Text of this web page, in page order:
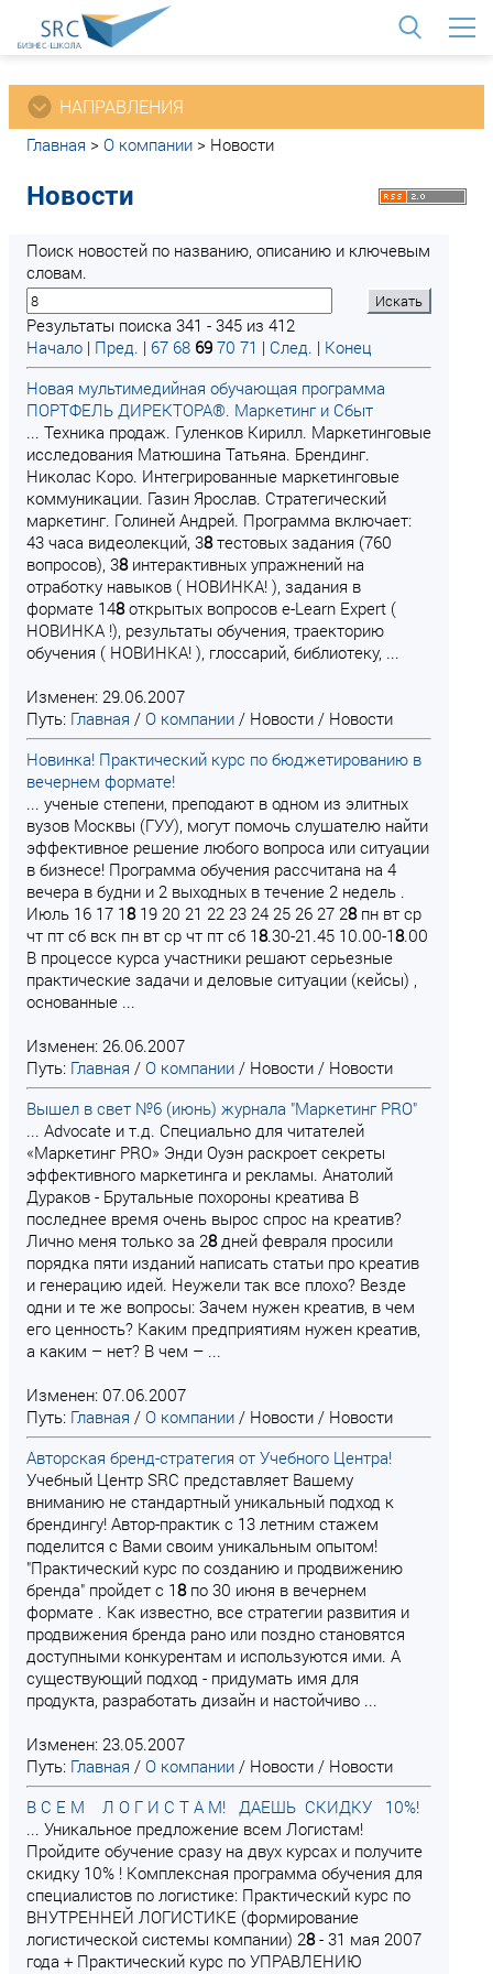
НАПРАВЛЕНИЯ
Главная > О компании > Новости
Новости
Поиск новостей по названию, описанию и ключевым
словам.
Результаты поиска 341 - 345 из 412
Начало | Пред. | 67 68 69 70 71 | След. | Конец
Новая мультимедийная обучающая программа
ПОРТФЕЛЬ ДИРЕКТОРА®. Маркетинг и Сбыт
... Техника продаж. Гуленков Кирилл. Маркетинговые
исследования Матюшина Татьяна. Брендинг.
Николас Коро. Интегрированные маркетинговые
коммуникации. Газин Ярослав. Стратегический
маркетинг. Голиней Андрей. Программа включает:
43 часа видеолекций, 38тестовых задания (760
вопросов), 38интерактивных упражнений на
отработку навыков ( НОВИНКА! ), задания в
формате 148открытых вопросов e-Learn Expert (
НОВИНКА !), результаты обучения, траекторию
обучения ( НОВИНКА! ), глоссарий, библиотеку, ...
Изменен: 29.06.2007
Путь: Главная / О компании / Новости / Новости
Новинка! Практический курс по бюджетированию в
вечернем формате!
... ученые степени, преподают в одном из элитных
вузов Москвы (ГУУ), могут помочь слушателю найти
эффективное решение любого вопроса или ситуации
в бизнесе! Программа обучения рассчитана на 4
вечера в будни и 2 выходных в течение 2 недель .
Июль 16 17 1819 20 21 22 23 24 25 26 27 28пн вт ср
чт пт сб вск пн вт ср чт пт сб 18.30-21.45 10.00-18.00
В процессе курса участники решают серьезные
практические задачи и деловые ситуации (кейсы) ,
основанные ...
Изменен: 26.06.2007
Путь: Главная / О компании / Новости / Новости
Вышел в свет №6 (июнь) журнала "Маркетинг PRO"
... Advocate и т.д. Специально для читателей
«Маркетинг PRO» Энди Оуэн раскроет секреты
эффективного маркетинга и рекламы. Анатолий
Дураков - Брутальные похороны креатива В
последнее время очень вырос спрос на креатив?
Лично меня только за 28дней февраля просили
порядка пяти изданий написать статьи про креатив
и генерацию идей. Неужели так все плохо? Везде
одни и те же вопросы: Зачем нужен креатив, в чем
его ценность? Каким предприятиям нужен креатив,
а каким – нет? В чем – ...
Изменен: 07.06.2007
Путь: Главная / О компании / Новости / Новости
Авторская бренд-стратегия от Учебного Центра!
Учебный Центр SRC представляет Вашему
вниманию не стандартный уникальный подход к
брендингу! Автор-практик с 13 летним стажем
поделится с Вами своим уникальным опытом!
"Практический курс по созданию и продвижению
бренда" пройдет с 18по 30 июня в вечернем
формате . Как известно, все стратегии развития и
продвижения бренда рано или поздно становятся
доступными конкурентам и используются ими. А
существующий подход - придумать имя для
продукта, разработать дизайн и настойчиво ...
Изменен: 23.05.2007
Путь: Главная / О компании / Новости / Новости
В С Е М Л О Г И С Т А М! ДАЕШЬ СКИДКУ 10%!
... Уникальное предложение всем Логистам!
Пройдите обучение сразу на двух курсах и получите
скидку 10% ! Комплексная программа обучения для
специалистов по логистике: Практический курс по
ВНУТРЕННЕЙ ЛОГИСТИКЕ (формирование
логистической системы компании) 28- 31 мая 2007
года + Практический курс по УПРАВЛЕНИЮ